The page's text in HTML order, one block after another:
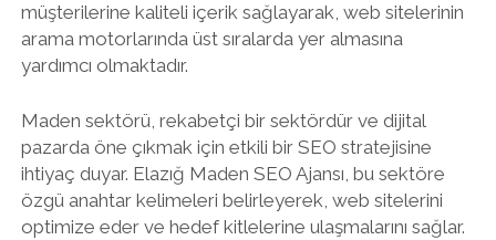
müşterilerine kaliteli içerik sağlayarak, web sitelerinin
arama motorlarında üst sıralarda yer almasına
yardımcı olmaktadır.
Maden sektörü, rekabetçi bir sektördür ve dijital
pazarda öne çıkmak için etkili bir SEO stratejisine
ihtiyaç duyar. Elazığ Maden SEO Ajansı, bu sektöre
özgü anahtar kelimeleri belirleyerek, web sitelerini
optimize eder ve hedef kitlelerine ulaşmalarını sağlar.